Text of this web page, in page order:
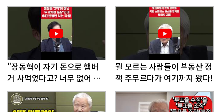
"장동혁이 자기 돈으로 햄버
거 사먹었다고? 너무 없어 보
인다"
뭘 모르는 사람들이 부동산 정
책 주무르다가 여기까지 왔다!